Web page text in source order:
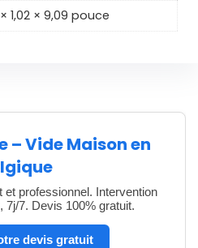
1,02 × 9,09 pouce
– Vide Maison en
et professionnel. Intervention
7j/7. Devis 100% gratuit.
devis gratuit